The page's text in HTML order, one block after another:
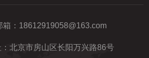
： 18612919058@163.com
北京市房山区长阳万兴路86号